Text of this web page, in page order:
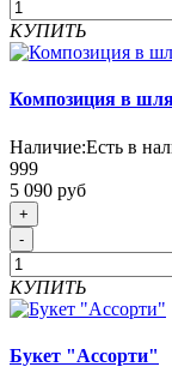
КУПИТЬ
Композиция в
Наличие:Есть в
999
5 090 руб
+
-
КУПИТЬ
Букет "Ассорти"